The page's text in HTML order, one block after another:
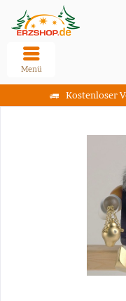
Kostenloser
Menü